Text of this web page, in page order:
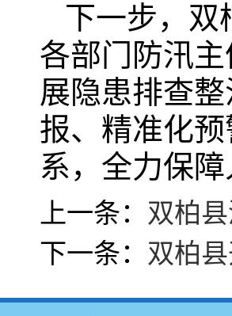
下一步，双
各部门防汛
展隐患排查
报、精准化
系，全力保
上一条： 双柏
下一条： 双柏